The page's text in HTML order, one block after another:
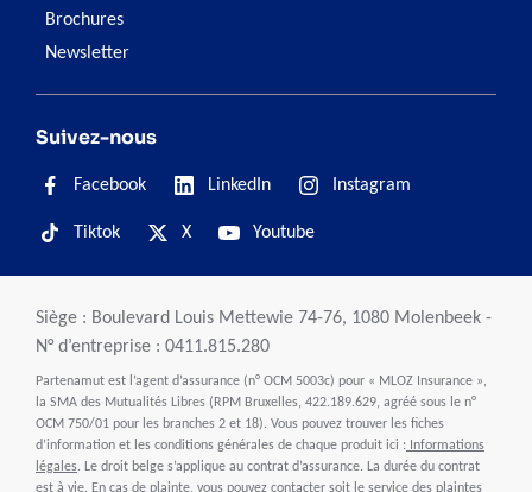
Brochures
Newsletter
Suivez-nous
Facebook LinkedIn Instagram
Tiktok X Youtube
Siège : Boulevard Louis Mettewie 74-76, 1080 Molenbeek -
N° d’entreprise : 0411.815.280
Partenamut est l’agent d’assurance (n° OCM 5003c) pour « MLOZ Insurance »,
la SMA des Mutualités Libres (RPM Bruxelles, 422.189.629, agréé sous le n°
OCM 750/01 pour les branches 2 et 18). Vous pouvez trouver les fiches
d’information et les conditions générales de chaque produit ici : Informations
légales. Le droit belge s’applique au contrat d’assurance. La durée du contrat
est à vie. En cas de plainte, vous pouvez contacter soit le service des plaintes